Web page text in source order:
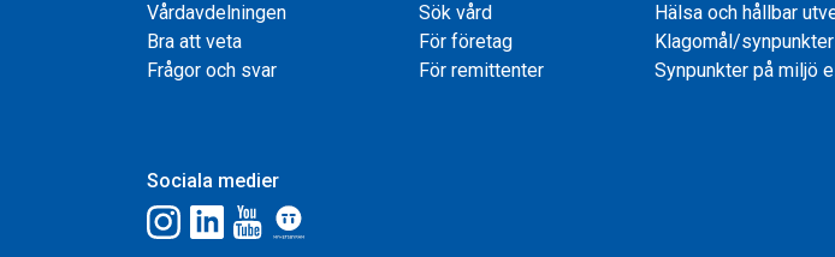
Vårdavdelningen
Bra att veta
Frågor och svar
Sök vård
För företag
För remittenter
Hälsa och hållbar
Klagomål/
Synpunkter på miljö
Sociala medier